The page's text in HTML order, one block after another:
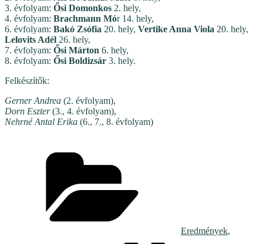
3. évfolyam: Ősi Domonkos 2. hely,
4. évfolyam: Brachmann Mór 14. hely,
6. évfolyam: Bakó Zsófia 20. hely, Vertike Anna Viola 20. hely,
Lelovits Adél 26. hely,
7. évfolyam: Ősi Márton 6. hely,
8. évfolyam: Ősi Boldizsár 3. hely.
Felkészítők:
Gerner Andrea (2. évfolyam),
Dorn Eszter(3., 4. évfolyam),
Nehrné Antal Erika (6., 7., 8. évfolyam)
Eredmények,